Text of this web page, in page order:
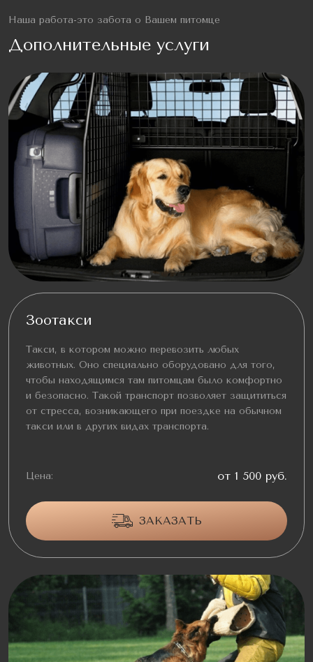
Наша работа-это забота о Вашем питомце
Дополнительные услуги
Зоотакси
Такси, в котором можно перевозить любых
животных. Оно специально оборудовано для того,
чтобы находящимся там питомцам было комфортно
и безопасно. Такой транспорт позволяет защититься
от стресса, возникающего при поездке на обычном
такси или в других видах транспорта.
Цена: от 1 500 руб.
ЗАКАЗАТЬ